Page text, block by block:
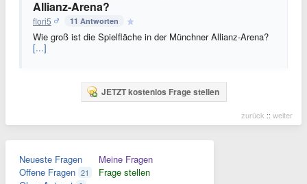
Allianz-Arena?
flori5 11 Antworten
Wie groß ist die Spielfläche in der Münchner Allianz-Arena?
[...]
JETZT kostenlos Frage stellen
zurück :: weiter
Neueste Fragen
Offene Fragen 21
Meine Fragen
Frage stellen